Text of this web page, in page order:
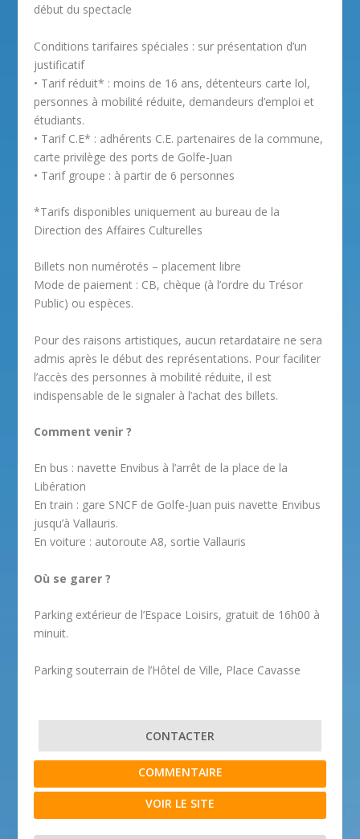
début du spectacle
Conditions tarifaires spéciales : sur présentation d’un
justificatif
• Tarif réduit* : moins de 16 ans, détenteurs carte lol,
personnes à mobilité réduite, demandeurs d’emploi et
étudiants.
• Tarif C.E* : adhérents C.E. partenaires de la commune,
carte privilège des ports de Golfe-Juan
• Tarif groupe : à partir de 6 personnes
*Tarifs disponibles uniquement au bureau de la
Direction des Affaires Culturelles
Billets non numérotés – placement libre
Mode de paiement : CB, chèque (à l’ordre du Trésor
Public) ou espèces.
Pour des raisons artistiques, aucun retardataire ne sera
admis après le début des représentations. Pour faciliter
l’accès des personnes à mobilité réduite, il est
indispensable de le signaler à l’achat des billets.
Comment venir ?
En bus : navette Envibus à l’arrêt de la place de la
Libération
En train : gare SNCF de Golfe-Juan puis navette Envibus
jusqu’à Vallauris.
En voiture : autoroute A8, sortie Vallauris
Où se garer ?
Parking extérieur de l’Espace Loisirs, gratuit de 16h00 à
minuit.
Parking souterrain de l’Hôtel de Ville, Place Cavasse
CONTACTER
COMMENTAIRE
VOIR LE SITE